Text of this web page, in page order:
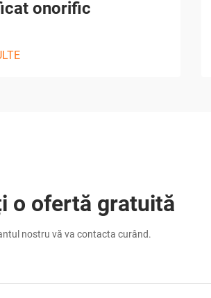
onorific
o ofertă gratuită
nostru vă va contacta curând.